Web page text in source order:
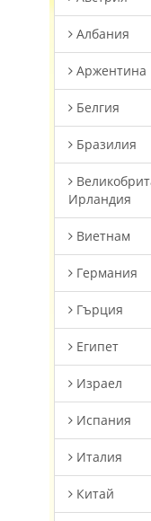
Албания
Аржентина
Белгия
Бразилия
Ирландия
Виетнам
Германия
Гърция
Египет
Израел
Испания
Италия
Китай